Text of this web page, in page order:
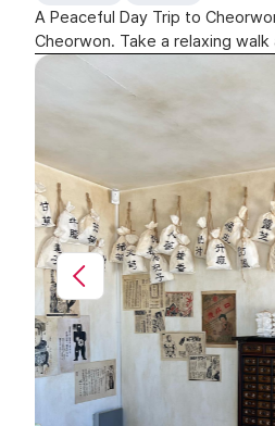
A Peaceful Day Trip to
Cheorwon. Take a relaxing